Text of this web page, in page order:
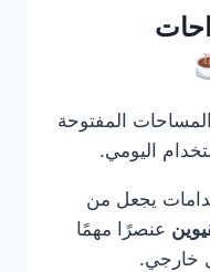
المفتوحة
اليومي.
يجعل من
عنصرًا مهمًا
خارجي.